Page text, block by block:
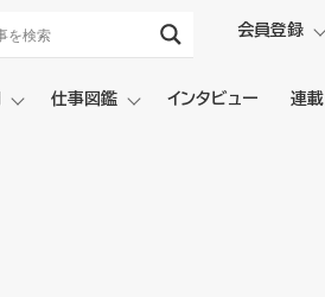
会員登録
仕事図鑑 インタビュー 連載